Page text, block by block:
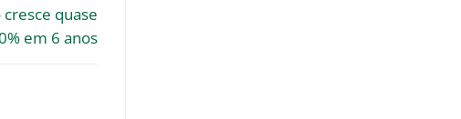
quase
em 6 anos